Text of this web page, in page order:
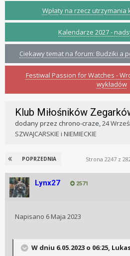
Wpłaty na rzecz
Kalendarze 2027 -
Ciekawy temat na forum: Budziki a
Festiwal Passion for Watches -
wykładów
Klub Miłośników
dodany przez chrono-craze,24
SZWAJCARSKIE i NIEMIECKIE
POPRZEDNIA Strona 2247 z
Lynx27 2571
Napisano 6 Maja 2023
W dniu 6.05.2023 o 06:25,